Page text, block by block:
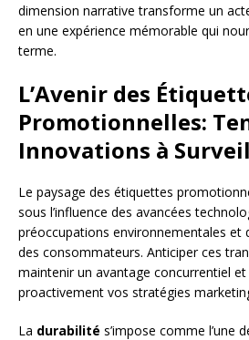
dimension narrative transforme un
en une expérience mémorable qui
terme.
L’Avenir des
Promotionnelles:
Innovations à
Le paysage des étiquettes
sous l’influence des avancées
préoccupations environnementales et
des consommateurs. Anticiper ces
maintenir un avantage concurrentiel et
proactivement vos stratégies
La durabilité s’impose comme l’une